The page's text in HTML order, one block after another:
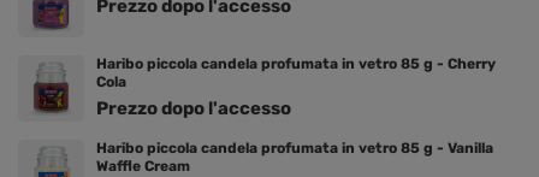
Prezzo dopo l'accesso
Haribo piccola candela profumata in vetro 85 g - Cherry
Cola
Prezzo dopo l'accesso
Haribo piccola candela profumata in vetro 85 g - Vanilla
Waffle Cream